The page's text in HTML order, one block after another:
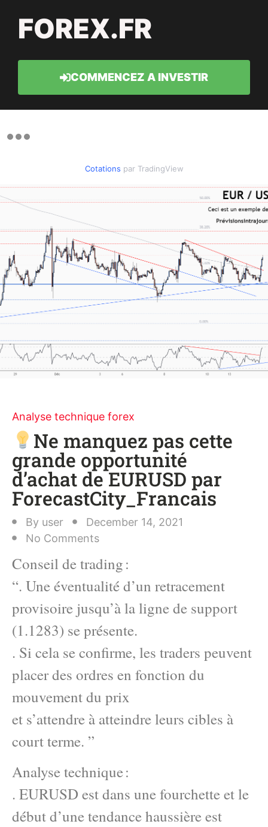
FOREX.FR
COMMENCEZ A INVESTIR
Cotations par TradingView
Analyse technique forex
Ne manquez pas cette
grande opportunité
d’achat de EURUSD par
ForecastCity_Francais
By user
December 14, 2021
No Comments
Conseil de trading :
“. Une éventualité d’un retracement
provisoire jusqu’à la ligne de support
(1.1283) se présente.
. Si cela se confirme, les traders peuvent
placer des ordres en fonction du
mouvement du prix
et s’attendre à atteindre leurs cibles à
court terme. ”
Analyse technique :
. EURUSD est dans une fourchette et le
début d’une tendance haussière est